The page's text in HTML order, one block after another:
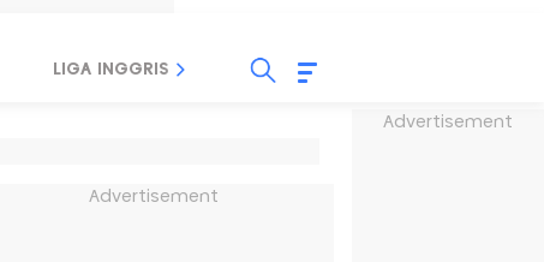
Advertisement
LIGA INGGRIS LIGA ITALIA
Advertisement